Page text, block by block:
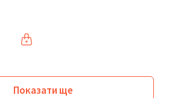
Показати ще